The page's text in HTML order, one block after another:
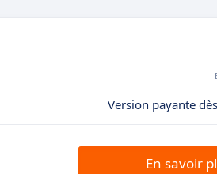
Version payante dès
En savoir